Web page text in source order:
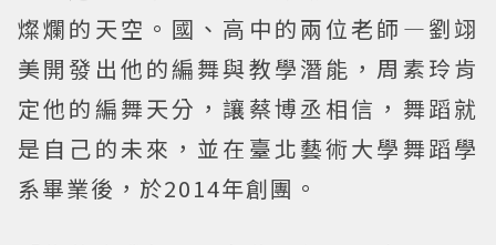
燦爛的天空。國、高中的兩位老師—劉翊
美開發出他的編舞與教學潛能，周素玲肯
定他的編舞天分，讓蔡博丞相信，舞蹈就
是自己的未來，並在臺北藝術大學舞蹈學
系畢業後，於2014年創團。